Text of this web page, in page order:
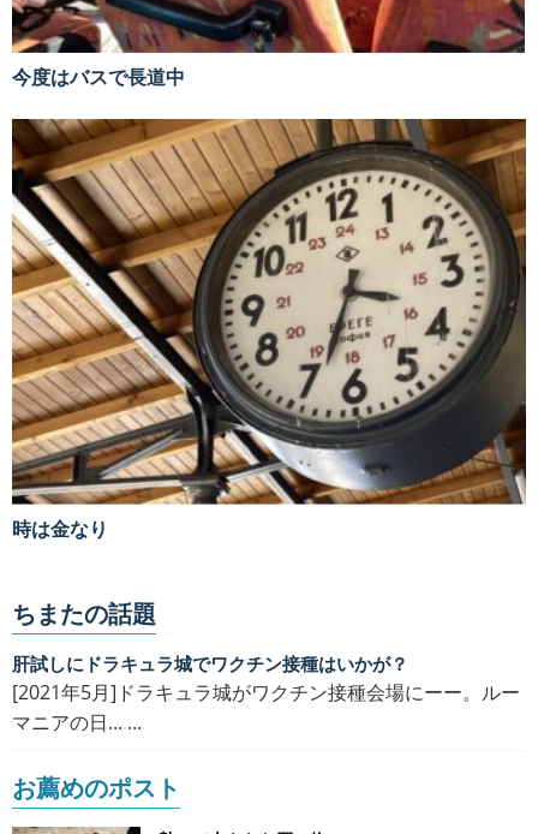
今度はバスで長道中
時は金なり
ちまたの話題
肝試しにドラキュラ城でワクチン接種はいかが？
[2021年5月]ドラキュラ城がワクチン接種会場にーー。ルー
マニアの日... ...
お薦めのポスト